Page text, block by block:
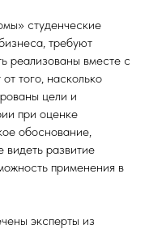
студенческие
требуют
реализованы вместе с
того, насколько
цели и
при оценке
обоснование,
видеть развитие
применения в
эксперты из